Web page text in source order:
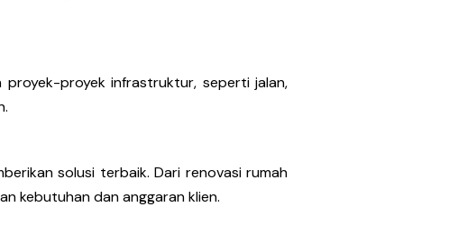
proyek infrastruktur, seperti jalan,
solusi terbaik. Dari renovasi rumah
kebutuhan dan anggaran klien.